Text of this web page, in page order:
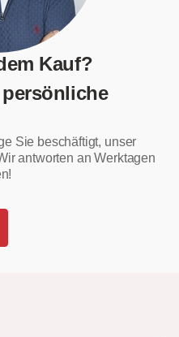
Kauf?
Sie beschäftigt, unser
antworten an Werktagen